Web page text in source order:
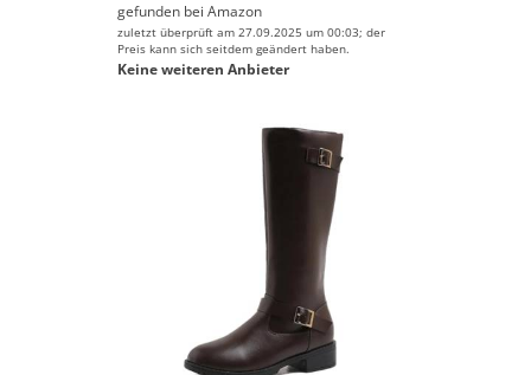
gefunden bei Amazon
zuletzt überprüft am 27.09.2025 um 00:03; der
Preis kann sich seitdem geändert haben.
Keine weiteren Anbieter